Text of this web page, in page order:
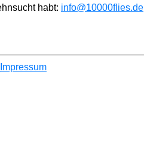
habt: info@10000flies.de
Impressum